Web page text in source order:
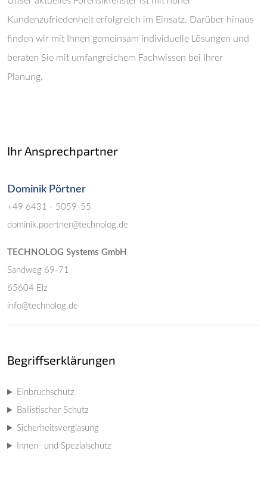
Kundenzufriedenheit erfolgreich im Einsatz. Darüber hinaus
finden wir mit Ihnen gemeinsam individuelle Lösungen und
beraten Sie mit umfangreichem Fachwissen bei Ihrer
Planung.
Ihr Ansprechpartner
Dominik Pörtner
+49 6431 - 5059-55
dominik.poertner@technolog.de
TECHNOLOG Systems GmbH
Sandweg 69-71
65604 Elz
info@technolog.de
Begriffserklärungen
Einbruchschutz
Ballistischer Schutz
Sicherheitsverglasung
Innen- und Spezialschutz